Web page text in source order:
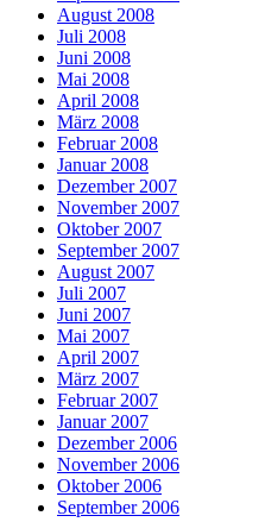
August 2008
Juli 2008
Juni 2008
Mai 2008
April 2008
März 2008
Februar 2008
Januar 2008
Dezember 2007
November 2007
Oktober 2007
September 2007
August 2007
Juli 2007
Juni 2007
Mai 2007
April 2007
März 2007
Februar 2007
Januar 2007
Dezember 2006
November 2006
Oktober 2006
September 2006